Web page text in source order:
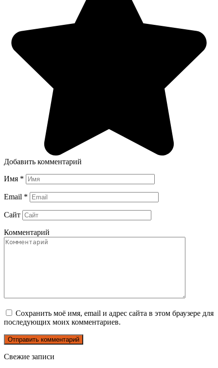
Добавить комментарий
Имя *
Email *
Сайт
Комментарий
Сохранить моё имя, email и адрес сайта в этом браузере для
последующих моих комментариев.
Свежие записи